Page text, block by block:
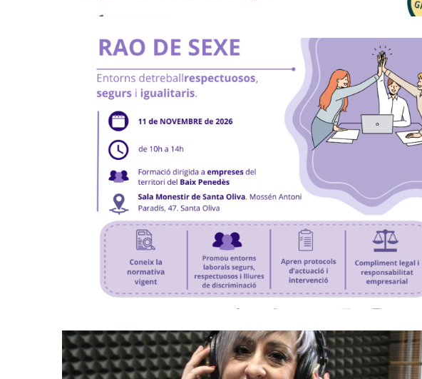
Formació "Prevenció I Intervenció Contra
L'assetjament Sexual I/o Per Raó De Sexe"
Baix Penedès Al Dia Amb Núria González, Gerent